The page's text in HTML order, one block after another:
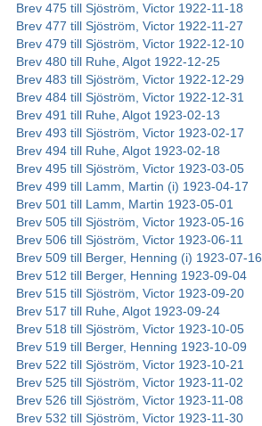
Brev 475 till Sjöström, Victor 1922-11-18
Brev 477 till Sjöström, Victor 1922-11-27
Brev 479 till Sjöström, Victor 1922-12-10
Brev 480 till Ruhe, Algot 1922-12-25
Brev 483 till Sjöström, Victor 1922-12-29
Brev 484 till Sjöström, Victor 1922-12-31
Brev 491 till Ruhe, Algot 1923-02-13
Brev 493 till Sjöström, Victor 1923-02-17
Brev 494 till Ruhe, Algot 1923-02-18
Brev 495 till Sjöström, Victor 1923-03-05
Brev 499 till Lamm, Martin (i) 1923-04-17
Brev 501 till Lamm, Martin 1923-05-01
Brev 505 till Sjöström, Victor 1923-05-16
Brev 506 till Sjöström, Victor 1923-06-11
Brev 509 till Berger, Henning (i) 1923-07-16
Brev 512 till Berger, Henning 1923-09-04
Brev 515 till Sjöström, Victor 1923-09-20
Brev 517 till Ruhe, Algot 1923-09-24
Brev 518 till Sjöström, Victor 1923-10-05
Brev 519 till Berger, Henning 1923-10-09
Brev 522 till Sjöström, Victor 1923-10-21
Brev 525 till Sjöström, Victor 1923-11-02
Brev 526 till Sjöström, Victor 1923-11-08
Brev 532 till Sjöström, Victor 1923-11-30